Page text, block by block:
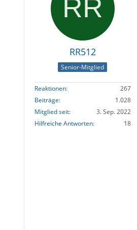
RR512
Senior-Mitglied
Reaktionen
267
Beiträge
1.028
Mitglied seit
3. Sep. 2022
Hilfreiche Antworten
18